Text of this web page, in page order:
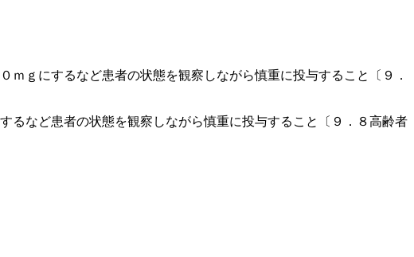
ｇにするなど患者の状態を観察しながら慎重に投与すること〔９．
など患者の状態を観察しながら慎重に投与すること〔９．８高齢者